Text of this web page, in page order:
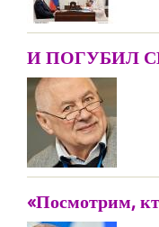
И ПОГУБИЛ
«Посмотрим,